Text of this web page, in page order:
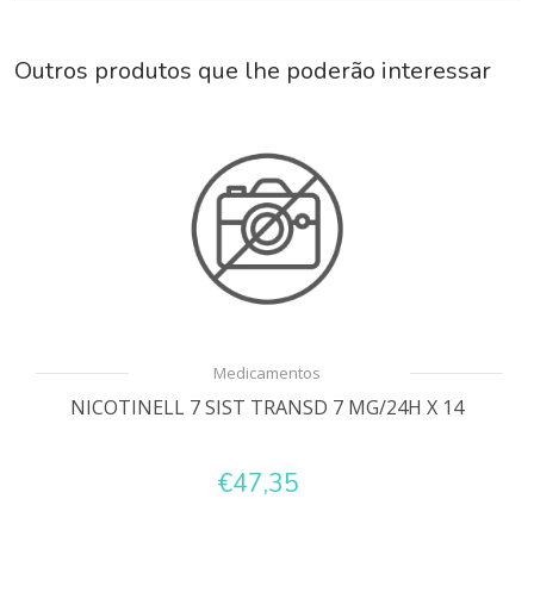
Outros produtos que lhe poderão interessar
Medicamentos
NICOTINELL 7 SIST TRANSD 7 MG/24H X 14
€47,35